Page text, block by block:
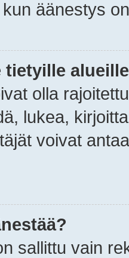
äänestys
tietyille
olla
lukea,
voivat
sallittu vain